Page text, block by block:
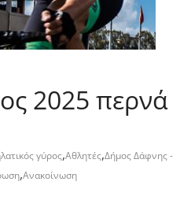
2025 περνά
γύρος,Αθλητές,Δήμος Δάφνης -
,Ανακοίνωση